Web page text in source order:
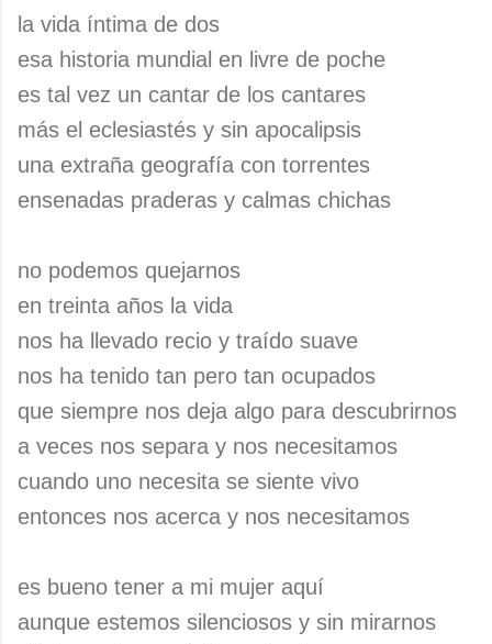
la vida íntima de dos
esa historia mundial en livre de poche
es tal vez un cantar de los cantares
más el eclesiastés y sin apocalipsis
una extraña geografía con torrentes
ensenadas praderas y calmas chichas
no podemos quejarnos
en treinta años la vida
nos ha llevado recio y traído suave
nos ha tenido tan pero tan ocupados
que siempre nos deja algo para descubrirnos
a veces nos separa y nos necesitamos
cuando uno necesita se siente vivo
entonces nos acerca y nos necesitamos
es bueno tener a mi mujer aquí
aunque estemos silenciosos y sin mirarnos